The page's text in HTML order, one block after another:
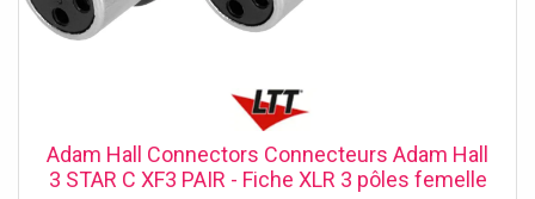
Adam Hall Connectors Connecteurs Adam Hall
3 STAR C XF3 PAIR - Fiche XLR 3 pôles femelle